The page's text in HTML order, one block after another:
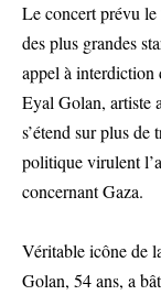
Le concert prévu
des plus grandes
appel à interdiction
Eyal Golan, artiste
s’étend sur plus
politique virulent
concernant Gaza.
Véritable icône de
Golan, 54 ans, a